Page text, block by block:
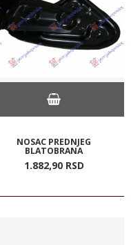
NOSAC PREDNJEG
BLATOBRANA
1.882,90 RSD